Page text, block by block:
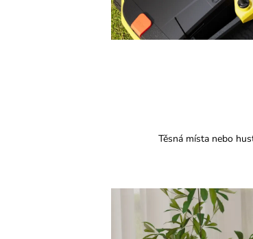
Těsná místa nebo